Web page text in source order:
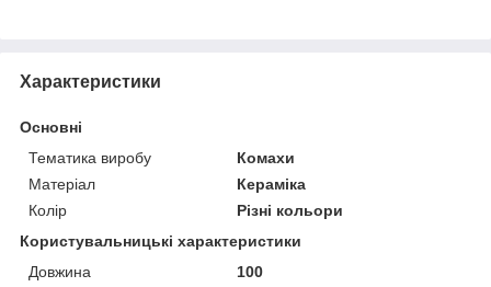
Характеристики
Основні
Тематика виробу
Комахи
Матеріал
Кераміка
Колір
Різні кольори
Користувальницькі характеристики
Довжина
100